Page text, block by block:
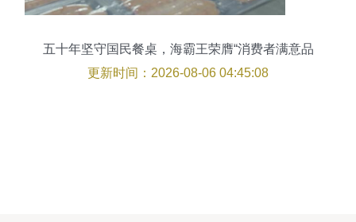
五十年坚守国民餐桌，海霸王荣膺“消费者满意品
牌”
更新时间：2026-08-06 04:45:08